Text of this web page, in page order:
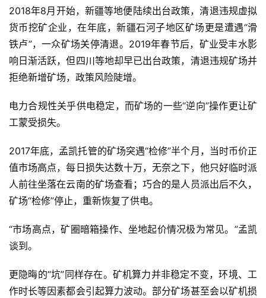
2018年8月开始，新疆等地便陆续出台政策，清退违规虚拟
货币挖矿企业，在年底，新疆石河子地区矿场更是遭遇“滑
铁卢”，一众矿场关停清退。2019年春节后，矿业受丰水影
响日渐活跃，但四川等地却早已出台政策，清退违规矿场并
拒绝新增矿场，政策风险陡增。
电力合规性关乎供电稳定，而矿场的一些“逆向”操作更让矿
工蒙受损失。
2017年底，孟凯托管的矿场突遇“检修”半个月，当时币价正
值市场高点，每日损失达数十万，无奈之下，他只好临时派
人前往坐落在云南的矿场查看；巧合的是人员派出后不久，
矿场“检修”停止，重新恢复了供电。
“市场高点，矿圈暗箱操作、坐地起价情况极为常见。”孟凯
谈到。
更隐晦的“坑”同样存在。矿机算力并非稳定不变，环境、工
作时长等因素都会引起算力波动。部分矿场甚至会以矿机损